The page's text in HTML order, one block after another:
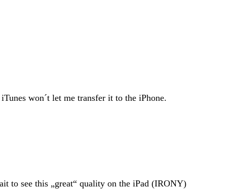
won´t let me transfer it to the iPhone.
to see this „great“ quality on the iPad (IRONY)